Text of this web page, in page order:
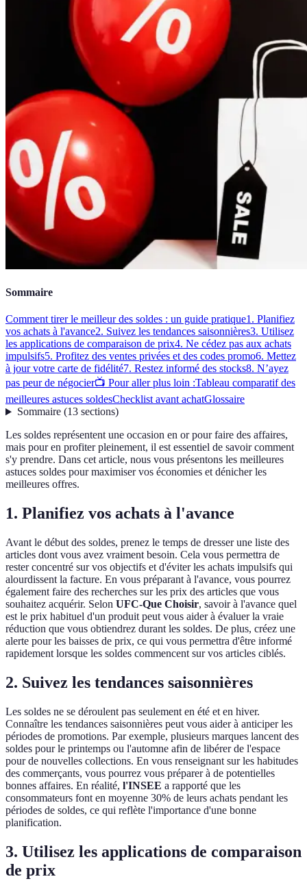
Sommaire
Comment tirer le meilleur des soldes : un guide pratique1. Planifiez
vos achats à l'avance2. Suivez les tendances saisonnières3. Utilisez
les applications de comparaison de prix4. Ne cédez pas aux achats
impulsifs5. Profitez des ventes privées et des codes promo6. Mettez
à jour votre carte de fidélité7. Restez informé des stocks8. N’ayez
pas peur de négocier📺 Pour aller plus loin :Tableau comparatif des
meilleures astuces soldesChecklist avant achatGlossaire
Sommaire(13 sections)
Les soldes représentent une occasion en or pour faire des affaires,
mais pour en profiter pleinement, il est essentiel de savoir comment
s'y prendre. Dans cet article, nous vous présentons les meilleures
astuces soldes pour maximiser vos économies et dénicher les
meilleures offres.
1. Planifiez vos achats à l'avance
Avant le début des soldes, prenez le temps de dresser une liste des
articles dont vous avez vraiment besoin. Cela vous permettra de
rester concentré sur vos objectifs et d'éviter les achats impulsifs qui
alourdissent la facture. En vous préparant à l'avance, vous pourrez
également faire des recherches sur les prix des articles que vous
souhaitez acquérir. Selon UFC-Que Choisir, savoir à l'avance quel
est le prix habituel d'un produit peut vous aider à évaluer la vraie
réduction que vous obtiendrez durant les soldes. De plus, créez une
alerte pour les baisses de prix, ce qui vous permettra d'être informé
rapidement lorsque les soldes commencent sur vos articles ciblés.
2. Suivez les tendances saisonnières
Les soldes ne se déroulent pas seulement en été et en hiver.
Connaître les tendances saisonnières peut vous aider à anticiper les
périodes de promotions. Par exemple, plusieurs marques lancent des
soldes pour le printemps ou l'automne afin de libérer de l'espace
pour de nouvelles collections. En vous renseignant sur les habitudes
des commerçants, vous pourrez vous préparer à de potentielles
bonnes affaires. En réalité, l'INSEE a rapporté que les
consommateurs font en moyenne 30% de leurs achats pendant les
périodes de soldes, ce qui reflète l'importance d'une bonne
planification.
3. Utilisez les applications de comparaison
de prix